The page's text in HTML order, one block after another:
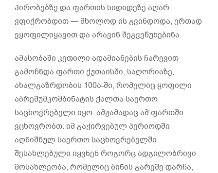
პირობებზე და ფართის სიდიდეზე აღარ
ვფიქრობდით — მხოლოდ ის გვინდოდა, ერთად
ვყოფილიყავით და არავინ შეგვეწუხებინა.
ამასობაში კეთილი ადამიანების ჩარევით
გამოჩნდა ფართი ქუთაისში, საღორიაზე,
ახალგაზრდობის 100ა-ში, რომელიც ყოფილი
აბრეშუმკომბინატის ქალთა საერთო
საცხოვრებელი იყო. ამჟამადაც ამ ფართში
ვცხოვრობთ. იმ გაჭირვებულ პერიოდში
აღნიშნულ საერთო საცხოვრებელში
შესახლებული იყვნენ როგორც ადგილობრივი
მოსახლეობა, რომელიც ბინის გარეშე დარჩა,